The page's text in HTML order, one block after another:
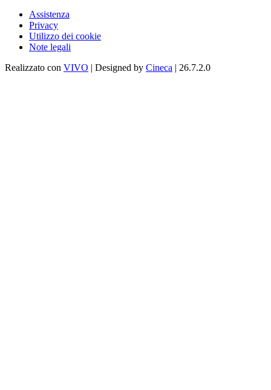
Assistenza
Privacy
Utilizzo dei cookie
Note legali
Realizzato con VIVO | Designed by Cineca | 26.7.2.0